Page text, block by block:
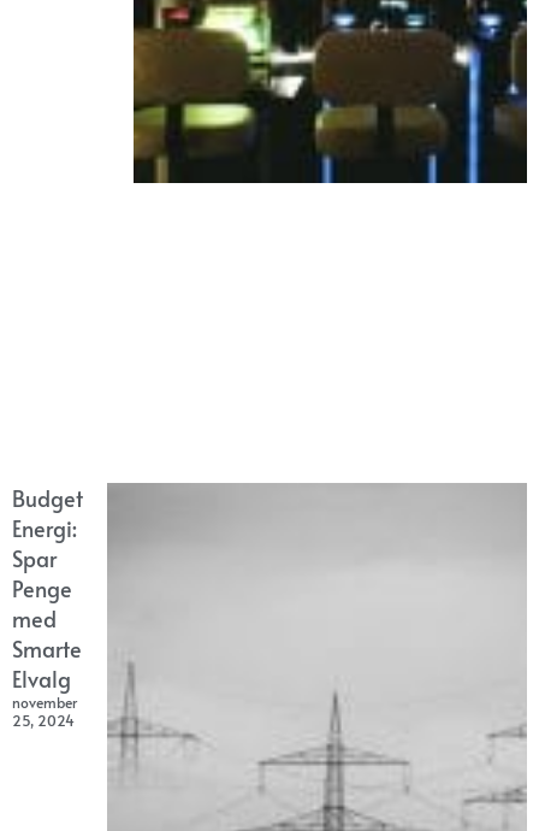
Budget
Energi:
Spar
Penge
med
Smarte
Elvalg
november
25, 2024